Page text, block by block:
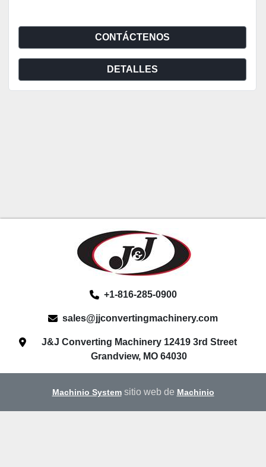
CONTÁCTENOS
DETALLES
+1-816-285-0900
sales@jjconvertingmachinery.com
J&J Converting Machinery 12419 3rd Street
Grandview, MO 64030
Machinio Systemsitio web de Machinio